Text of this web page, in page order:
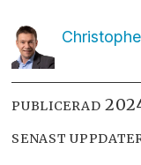
PUBLICERAD
SENAST